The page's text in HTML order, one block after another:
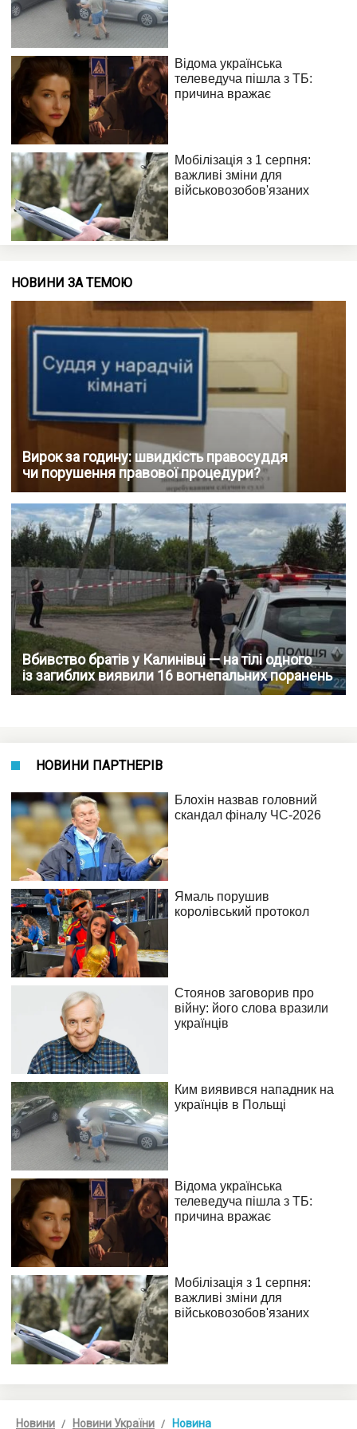
НОВИНИ ЗА ТЕМОЮ
Вирок за годину: швидкість правосуддя
чи порушення правової процедури?
Вбивство братів у Калинівці — на тілі одного
із загиблих виявили 16 вогнепальних поранень
НОВИНИ ПАРТНЕРІВ
Новини Новини України Новина